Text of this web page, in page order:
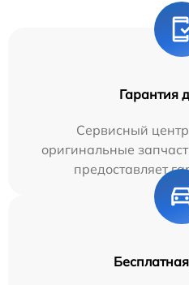
Гарантия
Сервисный
оригинальные
предоставляет